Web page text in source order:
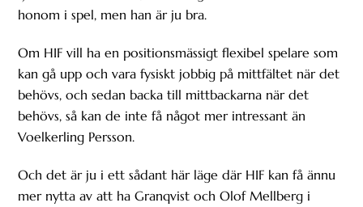
honom i spel, men han är ju bra.
Om HIF vill ha en positionsmässigt flexibel spelare som
kan gå upp och vara fysiskt jobbig på mittfältet när det
behövs, och sedan backa till mittbackarna när det
behövs, så kan de inte få något mer intressant än
Voelkerling Persson.
Och det är ju i ett sådant här läge där HIF kan få ännu
mer nytta av att ha Granqvist och Olof Mellberg i